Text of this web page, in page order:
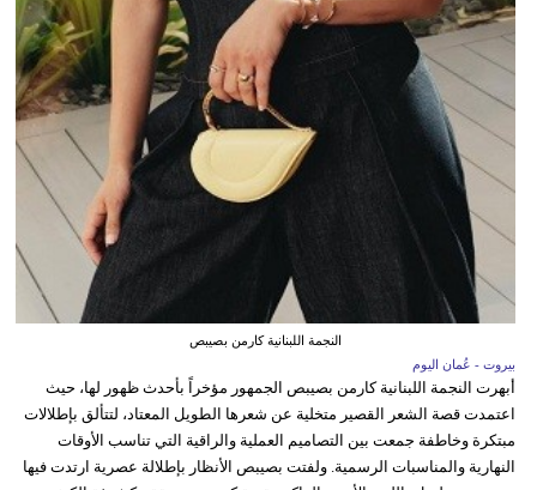
النجمة اللبنانية كارمن بصيبص
بيروت - عُمان اليوم
أبهرت النجمة اللبنانية كارمن بصيبص الجمهور مؤخراً بأحدث ظهور لها، حيث
اعتمدت قصة الشعر القصير متخلية عن شعرها الطويل المعتاد، لتتألق بإطلالات
مبتكرة وخاطفة جمعت بين التصاميم العملية والراقية التي تناسب الأوقات
النهارية والمناسبات الرسمية. ولفتت بصيبص الأنظار بإطلالة عصرية ارتدت فيها